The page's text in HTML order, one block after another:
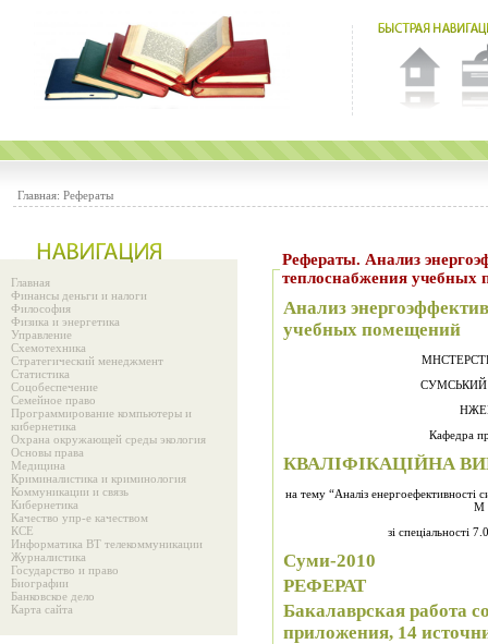
Главная: Рефераты
Главная
Финансы деньги и налоги
Философия
Физика и энергетика
Управление
Схемотехника
Стратегический менеджмент
Статистика
Соцобеспечение
Семейное право
Программирование компьютеры и
кибернетика
Охрана окружающей среды экология
Основы права
Медицина
Криминалистика и криминология
Коммуникации и связь
Кибернетика
Качество упр-е качеством
КСЕ
Информатика ВТ телекоммуникации
Журналистика
Государство и право
Биографии
Банковское дело
Карта сайта
Рефераты. Анализ
теплоснабжения учебных
Анализ
учебных помещений
Кафедра
КВАЛІФІКАЦІЙНА
на тему “Аналіз енергоефективності
М
зі спеціальності
Суми-2010
РЕФЕРАТ
Бакалаврская работа
приложения, 14